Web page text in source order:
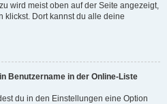
wird meist oben auf der Seite angezeigt,
klickst. Dort kannst du alle deine
Benutzername in der Online-Liste
du in den Einstellungen eine Option